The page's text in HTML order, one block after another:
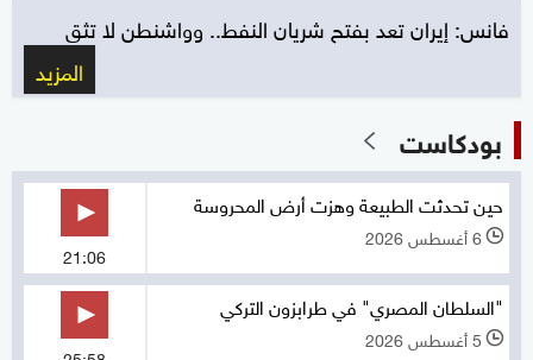
فانس: إيران تعد بفتح شريان النفط.. وواشنطن لا تثق
المزيد
بودكاست
حين تحدثت الطبيعة وهزت أرض المحروسة
l 6 أغسطس 2026
21:06
"السلطان المصري" في طرابزون التركي
l 5 أغسطس 2026